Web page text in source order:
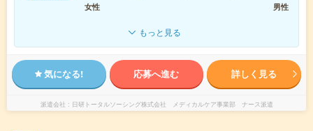
女性
男性
もっと見る
気になる! 応募へ進む 詳しく見る
派遣会社 日研トータルソーシング株式会社 メディカルケア事業部 ナース派遣